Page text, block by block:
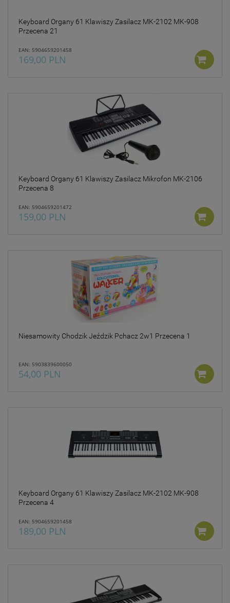
Keyboard Organy 61 Klawiszy Zasilacz MK-2102 MK-908
Przecena 21
EAN: 5904659201458
169,00 PLN
Keyboard Organy 61 Klawiszy Zasilacz Mikrofon MK-2106
Przecena 8
EAN: 5904659201472
159,00 PLN
Niesamowity Chodzik Jeździk Pchacz 2w1 Przecena 1
EAN: 5903839600050
54,00 PLN
Keyboard Organy 61 Klawiszy Zasilacz MK-2102 MK-908
Przecena 4
EAN: 5904659201458
189,00 PLN